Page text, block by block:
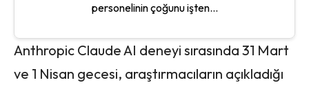
personelinin çoğunu işten...
Anthropic Claude AI deneyi sırasında 31 Mart
ve 1 Nisan gecesi, araştırmacıların açıkladığı